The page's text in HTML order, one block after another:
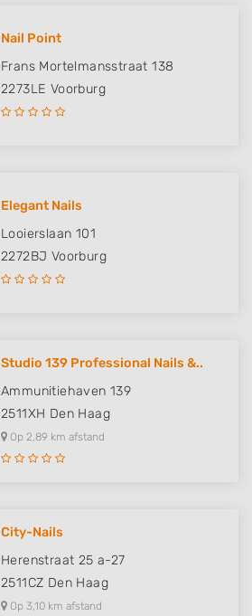
Nail Point
Frans Mortelmansstraat 138
2273LE Voorburg
Elegant Nails
Looierslaan 101
2272BJ Voorburg
Studio 139 Professional Nails &..
Ammunitiehaven 139
2511XH Den Haag
Op 2,89 km afstand
City-Nails
Herenstraat 25 a-27
2511CZ Den Haag
Op 3,10 km afstand